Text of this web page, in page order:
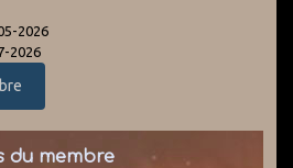
2026
2026
du membre